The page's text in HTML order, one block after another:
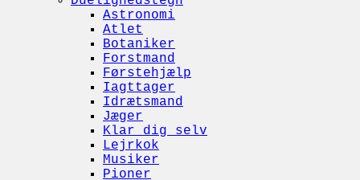
Astronomi
Atlet
Botaniker
Forstmand
Førstehjælp
Iagttager
Idrætsmand
Jæger
Klar dig selv
Lejrkok
Musiker
Pioner